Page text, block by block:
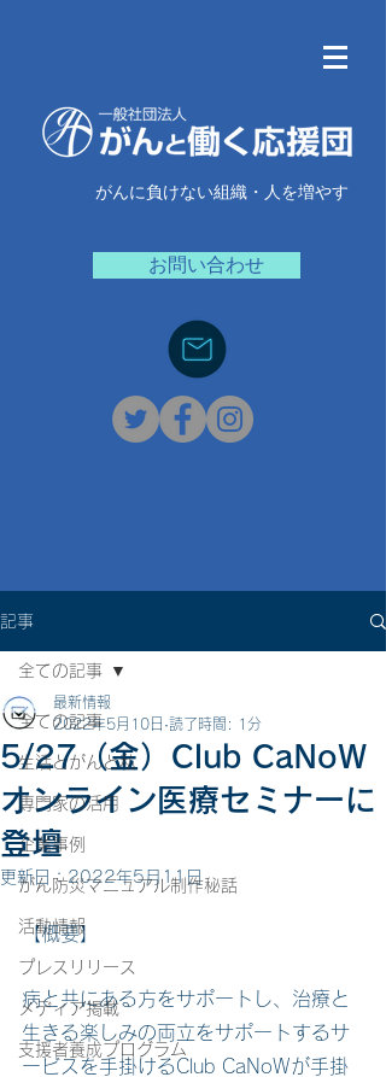
がんに負けない組織・人を増やす
お問い合わせ
記事
全ての記事
生活とがんと私
専門家の活用
企業事例
がん防災マニュアル制作秘話
活動情報
プレスリリース
メディア掲載
支援者養成プログラム
全ての記事
5/27（金）Club CaNoW
オンライン医療セミナーに
登壇
最新情報
2022年5月10日 読了時間: 1分
更新日：2022年5月11日
【概要】
病と共にある方をサポートし、治療と
生きる楽しみの両立をサポートするサ
ービスを手掛けるClub CaNoWが手掛